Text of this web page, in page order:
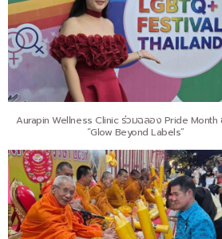
Aurapin Wellness Clinic ร่วมฉลอง Pride Month
“Glow Beyond Labels”